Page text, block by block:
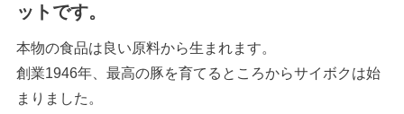
ットです。
本物の食品は良い原料から生まれます。
創業1946年、最高の豚を育てるところからサイボクは始
まりました。